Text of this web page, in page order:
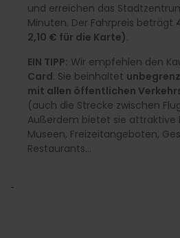
und erreichen das
Minuten. Der Fahrpreis beträgt
2,10 € für die Karte).
EIN TIPP: Wir empfehlen den
Card. Sie beinhaltet
mit allen öffentlichen
(auch die Strecke zwischen
Außerdem bietet sie attraktive
Museen, Freizeitangeboten,
Restaurants…